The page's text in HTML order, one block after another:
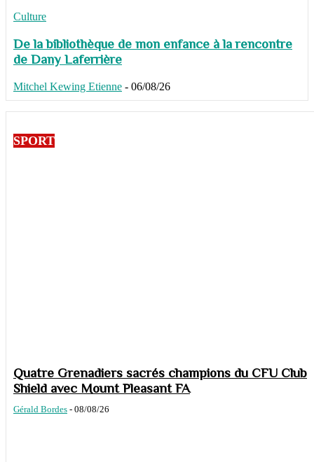
Culture
De la bibliothèque de mon enfance à la rencontre
de Dany Laferrière
Mitchel Kewing Etienne - 06/08/26
SPORT
Quatre Grenadiers sacrés champions du CFU Club
Shield avec Mount Pleasant FA
Gérald Bordes - 08/08/26